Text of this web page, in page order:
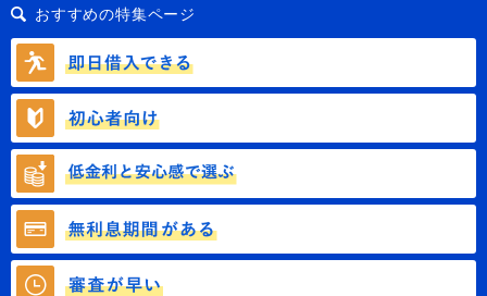
おすすめの特集ページ